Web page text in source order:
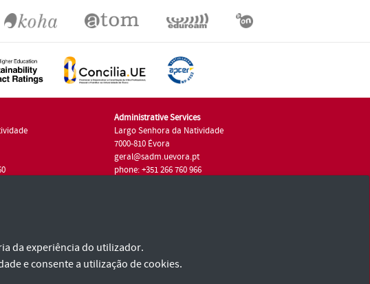
Administrative Services
Largo Senhora da Natividade
7000-810 Évora
geral@sadm.uevora.pt
phone: +351 266 760 966
da experiência do utilizador.
e consente a utilização de cookies.